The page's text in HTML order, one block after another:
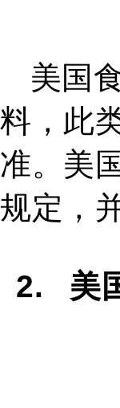
美国
料，此
准。美
规定，
2. 美